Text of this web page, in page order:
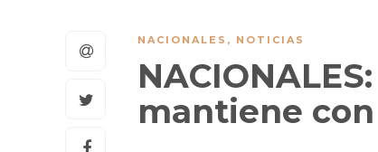
NACIONALES , NOTICIAS
mantiene